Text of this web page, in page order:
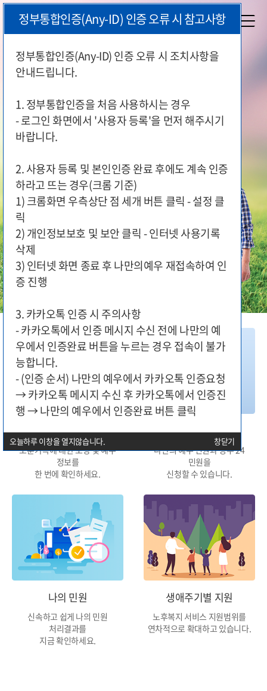
본
시
국가유공자와 보훈가족이 편리하게
지원 서비스를 이용하실 수 있도록
국가보훈부가 함께 합니다.
대상구분별 지원
보훈가족에 대한 보상 및 예우
정보를
한 번에 확인하세요.
민원신청
나만의 예우 민원과 정부 24
민원을
신청할 수 있습니다.
나의 민원
신속하고 쉽게 나의 민원
처리결과를
지금 확인하세요.
생애주기별 지원
노후복지 서비스 지원범위를
연차적으로 확대하고 있습니다.
정부통합인증(Any-ID) 인증 오류 시 참고사항
정부통합인증(Any-ID) 인증 오류 시 조치사항을
안내드립니다.
1. 정부통합인증을 처음 사용하시는 경우
- 로그인 화면에서 '사용자 등록'을 먼저 해주시기
바랍니다.
2. 사용자 등록 및 본인인증 완료 후에도 계속 인증
하라고 뜨는 경우(크롬 기준)
1) 크롬화면 우측상단 점 세개 버튼 클릭 - 설정 클
릭
2) 개인정보보호 및 보안 클릭 - 인터넷 사용기록
삭제
3) 인터넷 화면 종료 후 나만의예우 재접속하여 인
증 진행
3. 카카오톡 인증 시 주의사항
- 카카오톡에서 인증 메시지 수신 전에 나만의 예
우에서 인증완료 버튼을 누르는 경우 접속이 불가
능합니다.
- (인증 순서) 나만의 예우에서 카카오톡 인증요청
→ 카카오톡 메시지 수신 후 카카오톡에서 인증진
행 → 나만의 예우에서 인증완료 버튼 클릭
오늘하루 이창을 열지않습니다. 창닫기